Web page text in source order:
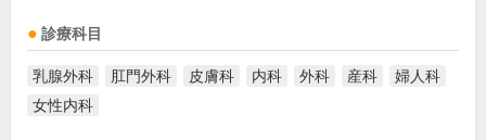
診療科目
乳腺外科 肛門外科 皮膚科 内科 外科 産科
婦人科
女性内科